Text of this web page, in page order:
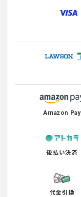
Amazon Pay
後払い決済
代金引換